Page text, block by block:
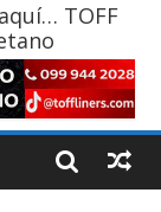
TOFF